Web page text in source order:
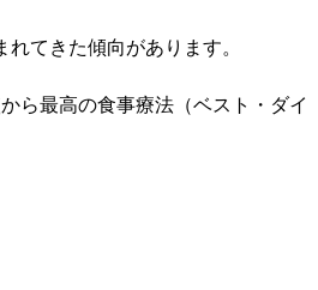
てきた傾向があります。
ら最高の食事療法（ベスト・ダイ